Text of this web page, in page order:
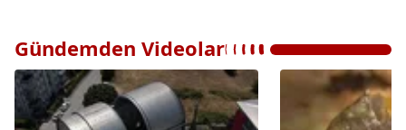
Gündemden Videolar